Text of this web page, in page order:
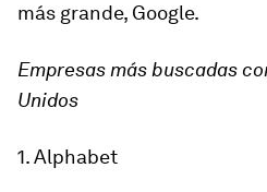
más grande, Google.
Empresas más buscadas
Unidos
1. Alphabet